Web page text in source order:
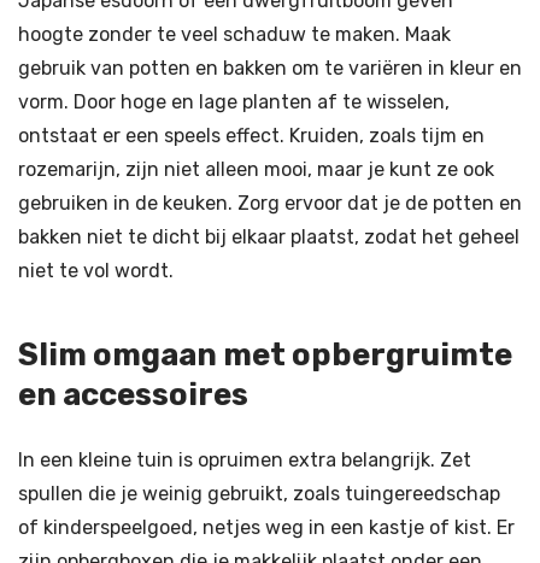
hoogte zonder te veel schaduw te maken. Maak
gebruik van potten en bakken om te variëren in kleur en
vorm. Door hoge en lage planten af te wisselen,
ontstaat er een speels effect. Kruiden, zoals tijm en
rozemarijn, zijn niet alleen mooi, maar je kunt ze ook
gebruiken in de keuken. Zorg ervoor dat je de potten en
bakken niet te dicht bij elkaar plaatst, zodat het geheel
niet te vol wordt.
Slim omgaan met opbergruimte
en accessoires
In een kleine tuin is opruimen extra belangrijk. Zet
spullen die je weinig gebruikt, zoals tuingereedschap
of kinderspeelgoed, netjes weg in een kastje of kist. Er